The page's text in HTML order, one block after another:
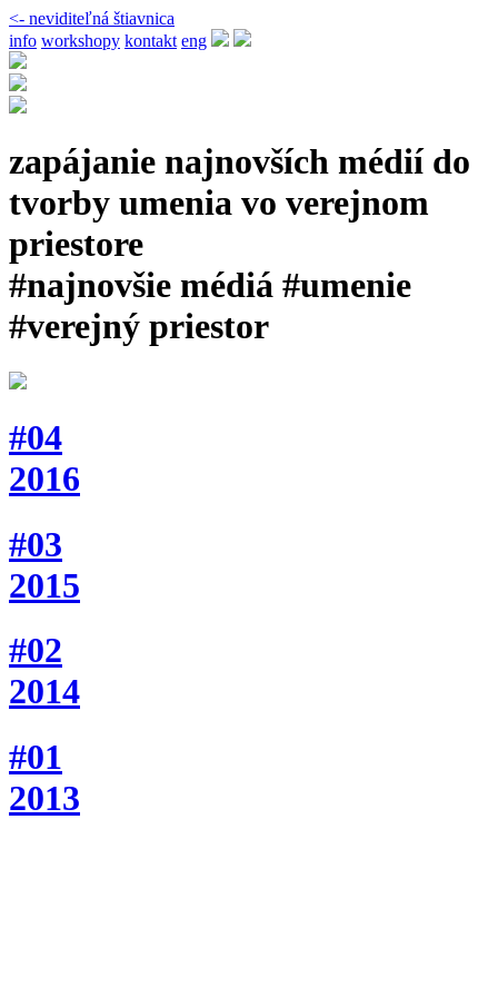
<- neviditeľná štiavnica
info workshopy kontakt eng
zapájanie najnovších médií do
tvorby umenia vo verejnom
priestore
#najnovšie médiá #umenie
#verejný priestor
#04
2016
#03
2015
#02
2014
#01
2013